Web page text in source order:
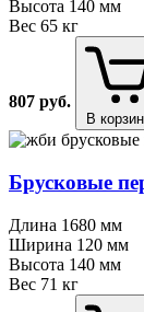
Высота 140 мм
Вес 65 кг
807 руб.
В
Брусковые
Длина 1680 мм
Ширина 120 мм
Высота 140 мм
Вес 71 кг